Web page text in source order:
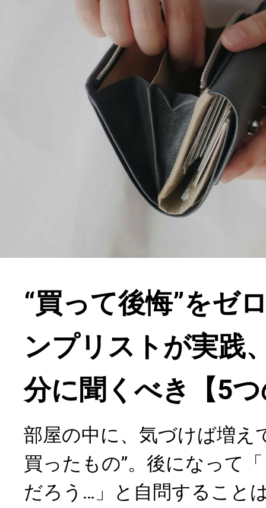
“買って後悔”をゼ
ンプリストが実践
分に聞くべき【5
部屋の中に、気づけば増え
買ったもの”。後になって
だろう…」と自問すること